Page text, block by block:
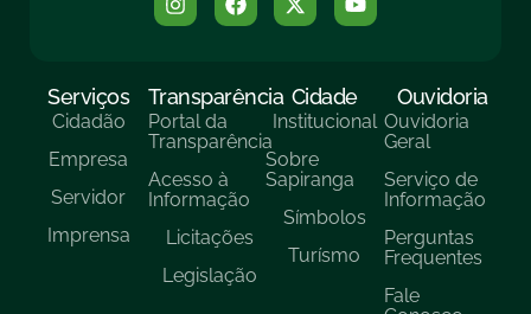
Serviços
Cidadão
Empresa
Servidor
Imprensa
Transparência
Portal da
Transparência
Acesso à
Informação
Licitações
Legislação
Cidade
Institucional
Sobre
Sapiranga
Símbolos
Turísmo
Ouvidoria
Ouvidoria
Geral
Serviço de
Informação
Perguntas
Frequentes
Fale